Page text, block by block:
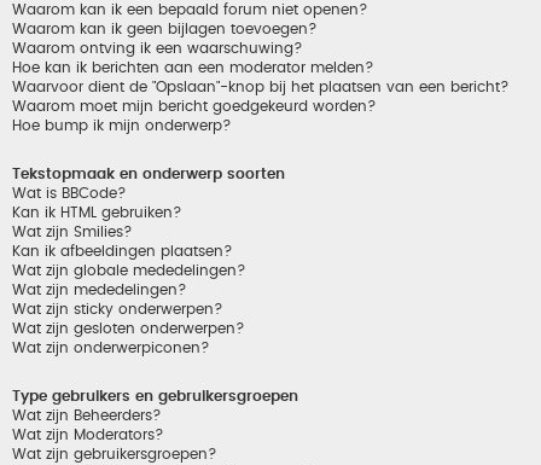
Waarom kan ik een bepaald forum niet openen?
Waarom kan ik geen bijlagen toevoegen?
Waarom ontving ik een waarschuwing?
Hoe kan ik berichten aan een moderator melden?
Waarvoor dient de "Opslaan"-knop bij het plaatsen van een bericht?
Waarom moet mijn bericht goedgekeurd worden?
Hoe bump ik mijn onderwerp?
Tekstopmaak en onderwerp soorten
Wat is BBCode?
Kan ik HTML gebruiken?
Wat zijn Smilies?
Kan ik afbeeldingen plaatsen?
Wat zijn globale mededelingen?
Wat zijn mededelingen?
Wat zijn sticky onderwerpen?
Wat zijn gesloten onderwerpen?
Wat zijn onderwerpiconen?
Type gebruikers en gebruikersgroepen
Wat zijn Beheerders?
Wat zijn Moderators?
Wat zijn gebruikersgroepen?